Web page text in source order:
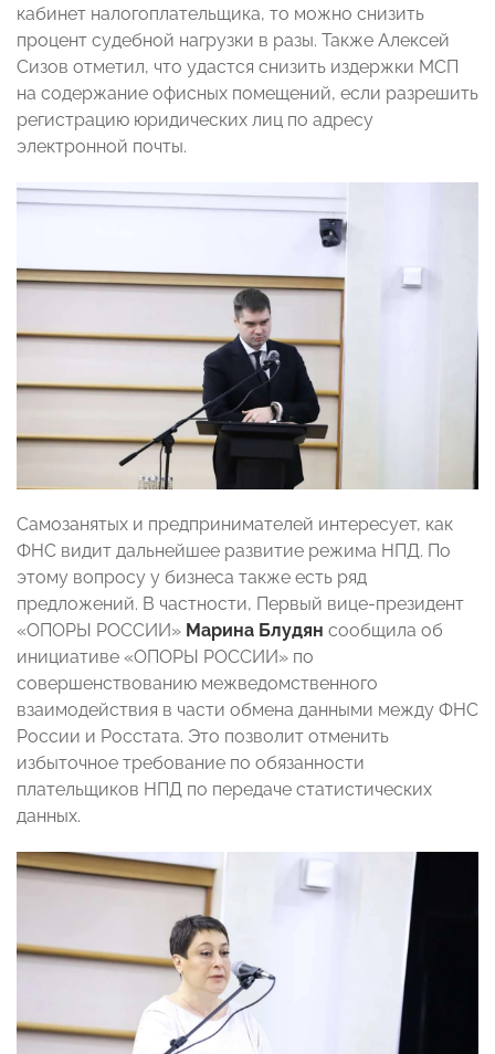
кабинет налогоплательщика, то можно снизить
процент судебной нагрузки в разы. Также Алексей
Сизов отметил, что удастся снизить издержки МСП
на содержание офисных помещений, если разрешить
регистрацию юридических лиц по адресу
электронной почты.
Самозанятых и предпринимателей интересует, как
ФНС видит дальнейшее развитие режима НПД. По
этому вопросу у бизнеса также есть ряд
предложений. В частности, Первый вице-президент
«ОПОРЫ РОССИИ» Марина Блудян сообщила об
инициативе «ОПОРЫ РОССИИ» по
совершенствованию межведомственного
взаимодействия в части обмена данными между ФНС
России и Росстата. Это позволит отменить
избыточное требование по обязанности
плательщиков НПД по передаче статистических
данных.